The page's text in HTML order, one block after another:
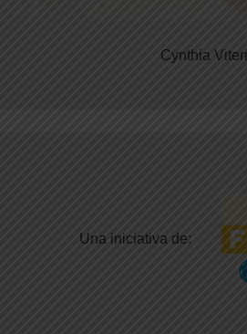
Cynthia Viteri
Una iniciativa de: